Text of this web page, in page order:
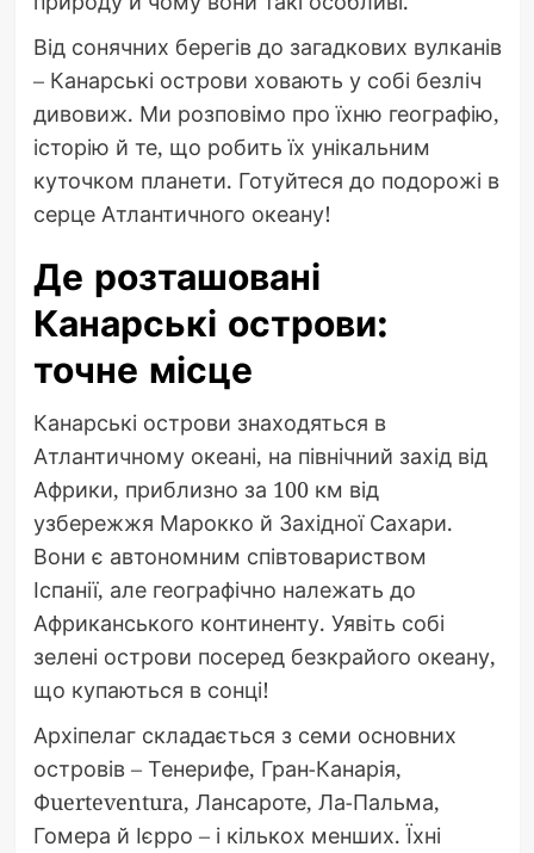
Від сонячних берегів до загадкових вулканів
– Канарські острови ховають у собі безліч
дивовиж. Ми розповімо про їхню географію,
історію й те, що робить їх унікальним
куточком планети. Готуйтеся до подорожі в
серце Атлантичного океану!
Де розташовані
Канарські острови:
точне місце
Канарські острови знаходяться в
Атлантичному океані, на північний захід від
Африки, приблизно за 100 км від
узбережжя Марокко й Західної Сахари.
Вони є автономним співтовариством
Іспанії, але географічно належать до
Африканського континенту. Уявіть собі
зелені острови посеред безкрайого океану,
що купаються в сонці!
Архіпелаг складається з семи основних
островів – Тенерифе, Гран-Канарія,
Фuerteventura, Лансароте, Ла-Пальма,
Гомера й Ієрро – і кількох менших. Їхні